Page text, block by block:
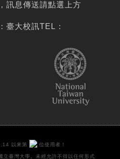
訊息傳送請點選上方
臺大校訊TEL：
以來第 位使用者！
立臺灣大學。未經允許不得以任何形式